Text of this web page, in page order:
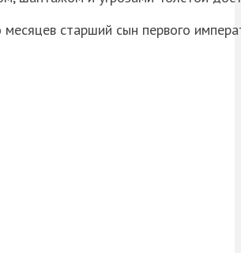
месяцев старший сын первого